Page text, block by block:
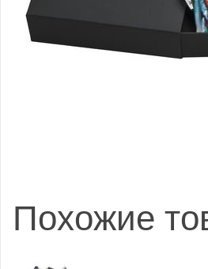
Похожие